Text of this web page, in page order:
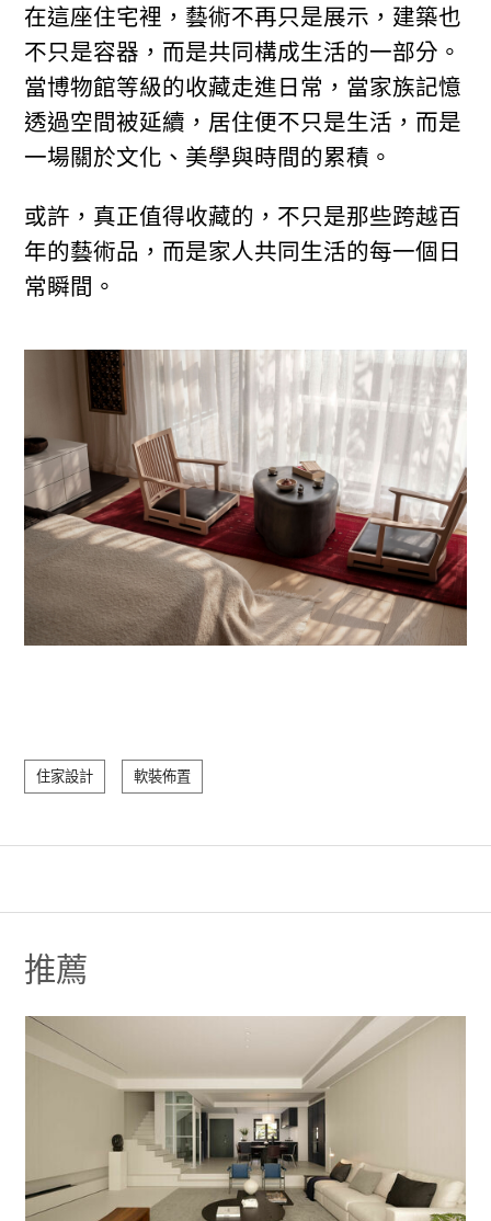
在這座住宅裡，藝術不再只是展示，建築也
不只是容器，而是共同構成生活的一部分。
當博物館等級的收藏走進日常，當家族記憶
透過空間被延續，居住便不只是生活，而是
一場關於文化、美學與時間的累積。
或許，真正值得收藏的，不只是那些跨越百
年的藝術品，而是家人共同生活的每一個日
常瞬間。
住家設計 軟裝佈置
推薦